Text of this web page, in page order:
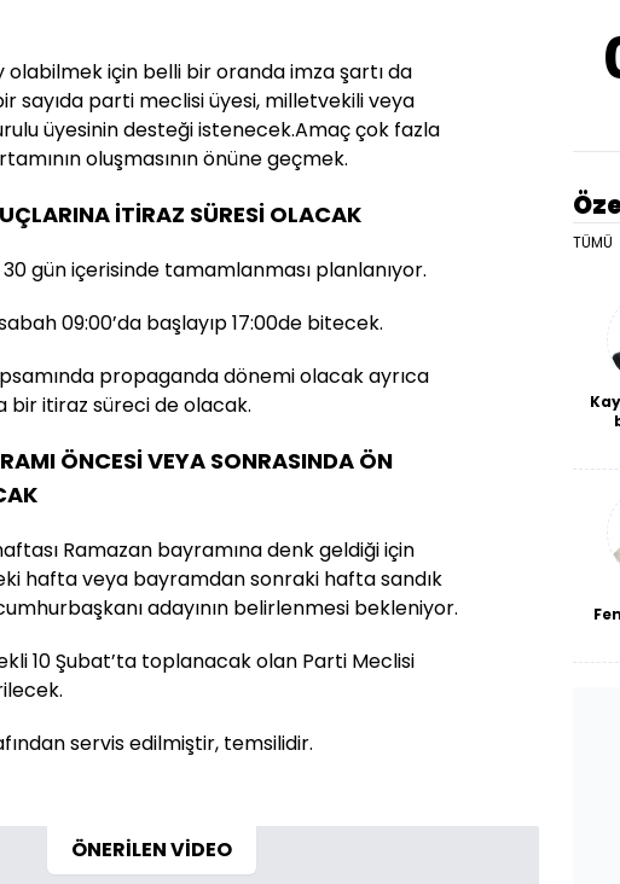
olabilmek için belli bir oranda imza şartı da
sayıda parti meclisi üyesi, milletvekili veya
üyesinin desteği istenecek.Amaç çok fazla
oluşmasının önüne geçmek.
İTİRAZ SÜRESİ OLACAK
gün içerisinde tamamlanması planlanıyor.
09:00’da başlayıp 17:00de bitecek.
propaganda dönemi olacak ayrıca
bir itiraz süreci de olacak.
ÖNCESİ VEYA SONRASINDA ÖN
Ramazan bayramına denk geldiği için
hafta veya bayramdan sonraki hafta sandık
adayının belirlenmesi bekleniyor.
10 Şubat’ta toplanacak olan Parti Meclisi
servis edilmiştir, temsilidir.
ÖNERİLEN VİDEO
TÜMÜ